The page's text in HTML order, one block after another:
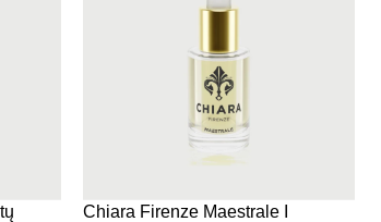
Chiara Firenze Maestrale I